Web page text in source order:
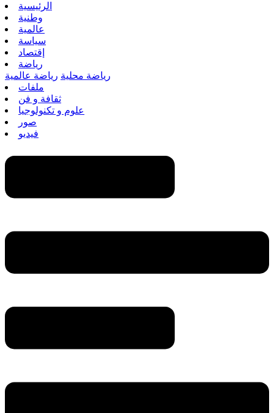
الرئيسية
وطنية
عالمية
سياسة
إقتصاد
رياضة
رياضة محلية رياضة عالمية
ملفات
ثقافة و فن
علوم و تكنولوجيا
صور
فيديو